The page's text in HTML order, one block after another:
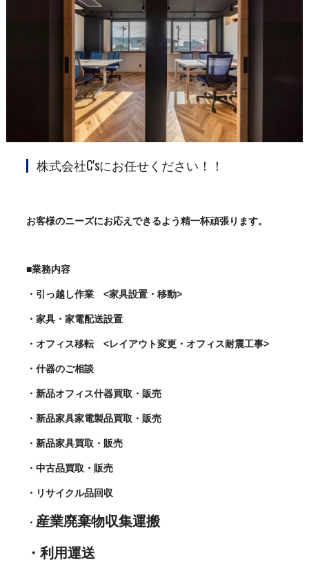
株式会社C'sにお任せください！！
お客様のニーズにお応えできるよう精一杯頑張ります。
■業務内容
・引っ越し作業 <家具設置・移動>
・家具・家電配送設置
・オフィス移転 <レイアウト変更・オフィス耐震工事>
・什器のご相談
・新品オフィス什器買取・販売
・新品家具家電製品買取・販売
・新品家具買取・販売
・中古品買取・販売
・リサイクル品回収
・ 産業廃棄物収集運搬
・利用運送